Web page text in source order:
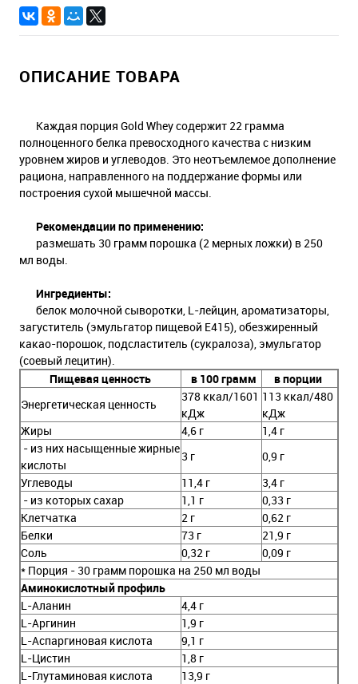
ОПИСАНИЕ ТОВАРА
Каждая порция Gold Whey содержит 22 грамма
полноценного белка превосходного качества с низким
уровнем жиров и углеводов. Это неотъемлемое дополнение
рациона, направленного на поддержание формы или
построения сухой мышечной массы.
Рекомендации по применению:
размешать 30 грамм порошка (2 мерных ложки) в 250
мл воды.
Ингредиенты:
белок молочной сыворотки, L-лейцин, ароматизаторы,
загуститель (эмульгатор пищевой Е415), обезжиренный
какао-порошок, подсластитель (сукралоза), эмульгатор
(соевый лецитин).
Пищевая ценность
в 100 грамм
в порции
Энергетическая ценность
378 ккал/1601
кДж
113 ккал/480
кДж
Жиры
4,6 г
1,4 г
- из них насыщенные жирные
кислоты
3 г
0,9 г
Углеводы
11,4 г
3,4 г
- из которых сахар
1,1 г
0,33 г
Клетчатка
2 г
0,62 г
Белки
73 г
21,9 г
Соль
0,32 г
0,09 г
* Порция - 30 грамм порошка на 250 мл воды
Аминокислотный профиль
L-Аланин
4,4 г
L-Аргинин
1,9 г
L-Аспаргиновая кислота
9,1 г
L-Цистин
1,8 г
L-Глутаминовая кислота
13,9 г